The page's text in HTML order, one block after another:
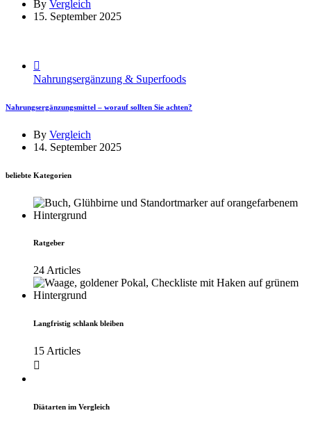
By Vergleich
15. September 2025
Nahrungsergänzung & Superfoods
Nahrungsergänzungsmittel – worauf sollten Sie achten?
By Vergleich
14. September 2025
beliebte Kategorien
Ratgeber
24 Articles
Langfristig schlank bleiben
15 Articles
Diätarten im Vergleich